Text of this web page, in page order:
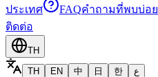
ประเทศ
FAQคำถามที่พบบ่อย
ติดต่อ
TH
TH
EN 中 日 한 ع